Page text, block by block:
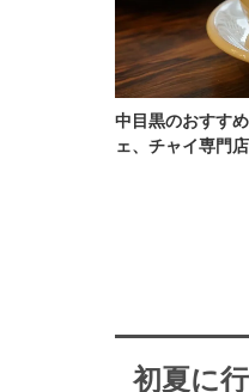
中目黒のおすす
ェ、チャイ専門
初夏に